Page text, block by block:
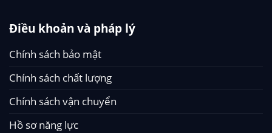
Điều khoản và pháp lý
Chính sách bảo mật
Chính sách chất lượng
Chính sách vận chuyển
Hồ sơ năng lực